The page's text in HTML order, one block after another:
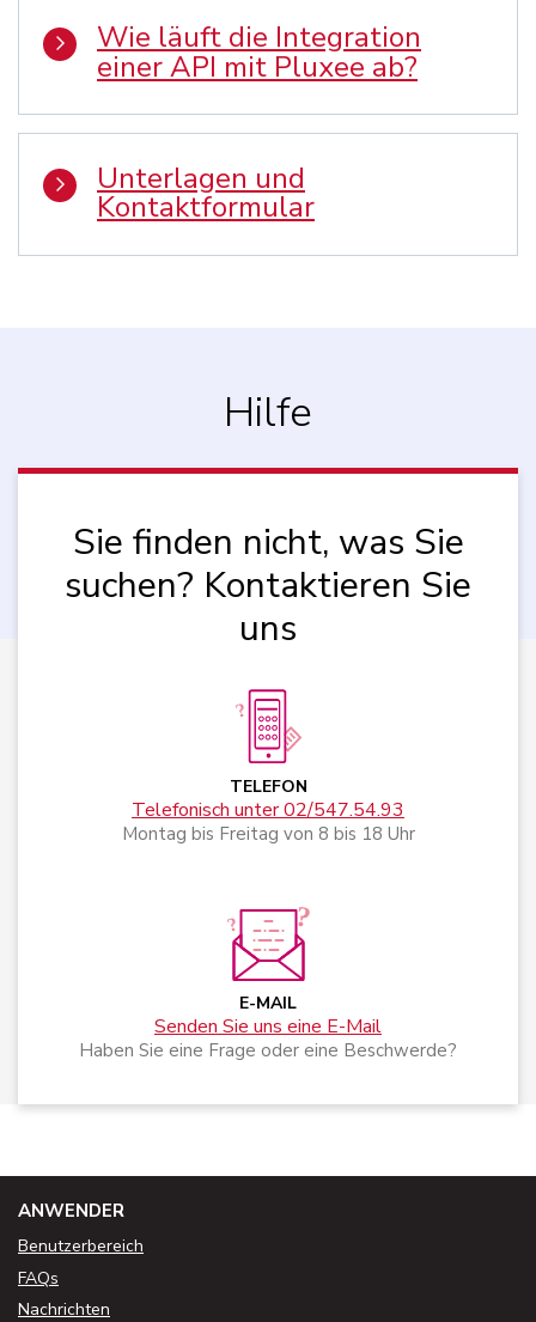
Wie läuft die Integration
einer API mit Pluxee ab?
Unterlagen und
Kontaktformular
Hilfe
Sie finden nicht, was Sie
suchen? Kontaktieren Sie
uns
TELEFON
Telefonisch unter 02/547.54.93
Montag bis Freitag von 8 bis 18 Uhr
E-MAIL
Senden Sie uns eine E-Mail
Haben Sie eine Frage oder eine Beschwerde?
ANWENDER
Benutzerbereich
FAQs
Nachrichten